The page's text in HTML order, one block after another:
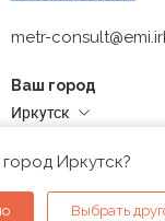
metr-
Ваш город
Иркутск
Иркутск?
Выбрать